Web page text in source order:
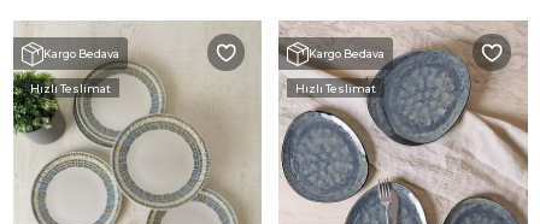
Kargo Bedava
Hızlı Teslimat
Kargo Bedava
Hızlı Teslimat